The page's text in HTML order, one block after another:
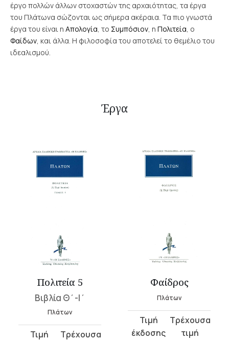
έργο πολλών άλλων στοχαστών της αρχαιότητας, τα έργα
του Πλάτωνα σώζονται ως σήμερα ακέραια. Τα πιο γνωστά
έργα του είναι η Απολογία, το Συμπόσιον, η Πολιτεία, ο
Φαίδων, και άλλα. Η φιλοσοφία του αποτελεί το θεμέλιο του
ιδεαλισμού.
Έργα
Πολιτεία 5
Βιβλία Θ΄-Ι΄
Πλάτων
Original
Φαίδρος
Πλάτων
Original
price
τρέχουσα